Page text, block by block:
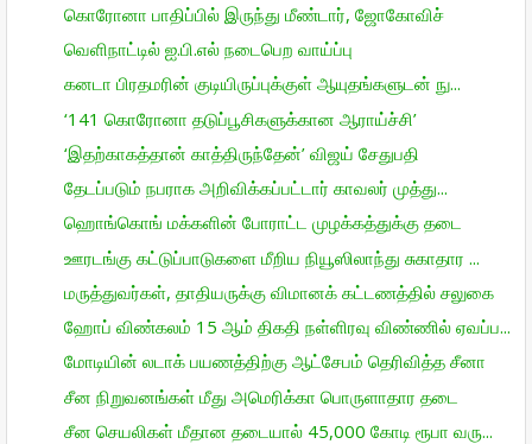
கொரோனா பாதிப்பில் இருந்து மீண்டார், ஜோகோவிச்
வெளிநாட்டில் ஐ.பி.எல் நடைபெற வாய்ப்பு
கனடா பிரதமரின் குடியிருப்புக்குள் ஆயுதங்களுடன் நு...
‘141 கொரோனா தடுப்பூசிகளுக்கான ஆராய்ச்சி’
‘இதற்காகத்தான் காத்திருந்தேன்’ விஜய் சேதுபதி
தேடப்படும் நபராக அறிவிக்கப்பட்டார் காவலர் முத்து...
ஹொங்கொங் மக்களின் போராட்ட முழக்கத்துக்கு தடை
ஊரடங்கு கட்டுப்பாடுகளை மீறிய நியூஸிலாந்து சுகாதார ...
மருத்துவர்கள், தாதியருக்கு விமானக் கட்டணத்தில் சலுகை
ஹோப் விண்கலம் 15 ஆம் திகதி நள்ளிரவு விண்ணில் ஏவப்ப...
மோடியின் லடாக் பயணத்திற்கு ஆட்சேபம் தெரிவித்த சீனா
சீன நிறுவனங்கள் மீது அமெரிக்கா பொருளாதார தடை
சீன செயலிகள் மீதான தடையால் 45,000 கோடி ரூபா வரு...